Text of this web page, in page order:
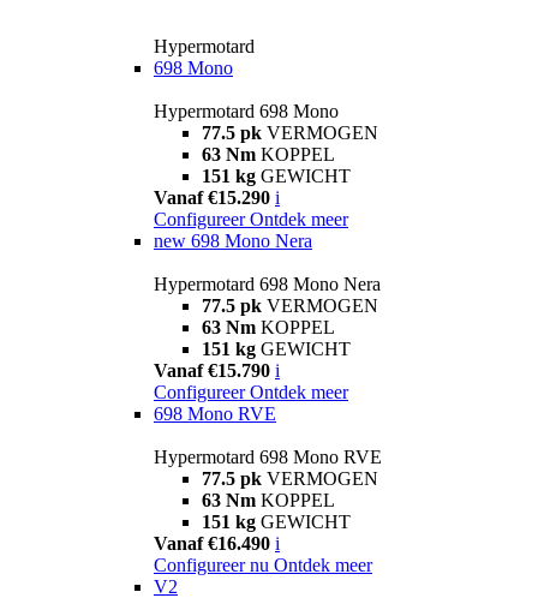
Hypermotard
698 Mono
Hypermotard 698 Mono
77.5 pk VERMOGEN
63 Nm KOPPEL
151 kg GEWICHT
Vanaf €15.290 i
Configureer Ontdek meer
new 698 Mono Nera
Hypermotard 698 Mono Nera
77.5 pk VERMOGEN
63 Nm KOPPEL
151 kg GEWICHT
Vanaf €15.790 i
Configureer Ontdek meer
698 Mono RVE
Hypermotard 698 Mono RVE
77.5 pk VERMOGEN
63 Nm KOPPEL
151 kg GEWICHT
Vanaf €16.490 i
Configureer nu Ontdek meer
V2